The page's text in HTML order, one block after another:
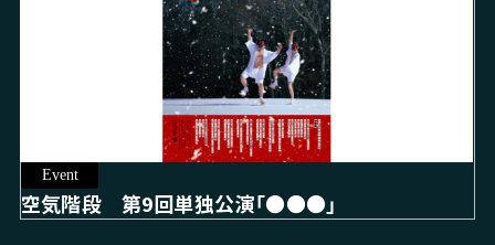
Event
空気階段 第9回単独公演「●●●」